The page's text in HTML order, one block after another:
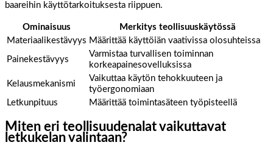
baareihin käyttötarkoituksesta riippuen.
Ominaisuus
Merkitys teollisuuskäytössä
Materiaalikestävyys Määrittää käyttöiän vaativissa olosuhteissa
Painekestävyys
Varmistaa turvallisen toiminnan
korkeapainesovelluksissa
Kelausmekanismi
Vaikuttaa käytön tehokkuuteen ja
työergonomiaan
Letkunpituus
Määrittää toimintasäteen työpisteellä
Miten eri teollisuudenalat vaikuttavat
letkukelan valintaan?